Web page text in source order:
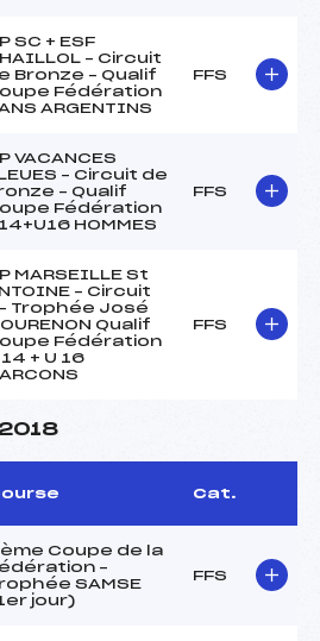
SC + ESF
– Circuit
Bronze – Qualif
Fédération
ARGENTINS
FFS
VACANCES
– Circuit de
– Qualif
Fédération
HOMMES
FFS
MARSEILLE St
– Circuit
Trophée José
Qualif
Fédération
14 + U 16
FFS
Cat.
Coupe de la
–
SAMSE
jour)
FFS